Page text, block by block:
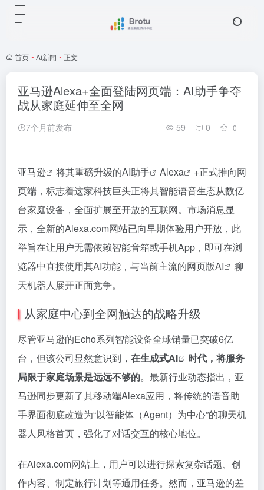
首页 • Ai新闻 • 正文
亚马逊Alexa+全面登陆网页端：AI助手争夺
战从家庭延伸至全网
7个月前发布 59 0 0
亚马逊 将其重磅升级的AI助手 Alexa
+正式推向网
页端，标志着这家科技巨头正将其智能语音生态从数亿
台家庭设备，全面扩展至开放的互联网。市场消息显
示，全新的Alexa.com网站已向早期体验用户开放，此
举旨在让用户无需依赖智能音箱或手机App，即可在浏
览器中直接使用其AI功能，与当前主流的网页版AI
聊
天机器人展开正面竞争。
从家庭中心到全网触达的战略升级
尽管亚马逊的Echo系列智能设备全球销量已突破6亿
台，但该公司显然意识到， 在生成式AI
时代，将服务
局限于家庭场景是远远不够的。最新行业动态指出，亚
马逊同步更新了其移动端Alexa应用，将传统的语音助
手界面彻底改造为“以智能体（Agent）为中心”的聊天机
器人风格首页，强化了对话交互的核心地位。
在Alexa.com网站上，用户可以进行探索复杂话题、创
作内容、制定旅行计划等通用任务。然而，亚马逊的差